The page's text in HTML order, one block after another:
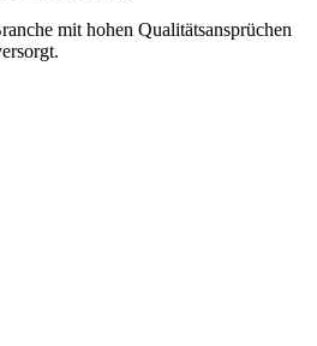
mit hohen Qualitätsansprüchen